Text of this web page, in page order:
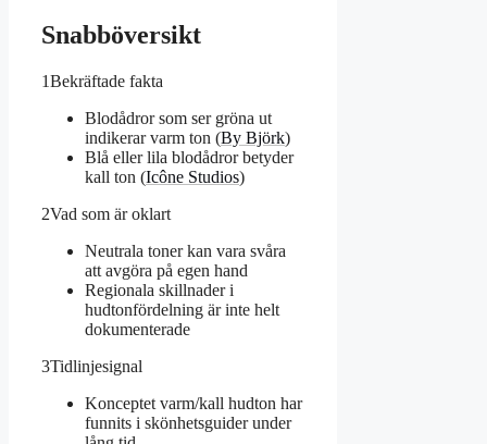
Snabböversikt
1Bekräftade fakta
Blodådror som ser gröna ut
indikerar varm ton (By Björk)
Blå eller lila blodådror betyder
kall ton (Icône Studios)
2Vad som är oklart
Neutrala toner kan vara svåra
att avgöra på egen hand
Regionala skillnader i
hudtonfördelning är inte helt
dokumenterade
3Tidlinjesignal
Konceptet varm/kall hudton har
funnits i skönhetsguider under